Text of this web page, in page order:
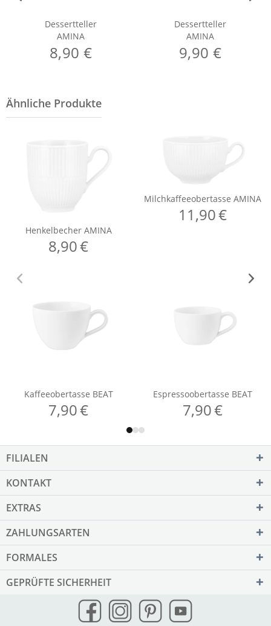
Dessertteller
AMINA
8,90 €
Dessertteller
AMINA
9,90 €
FILIALEN
KONTAKT
EXTRAS
ZAHLUNGSARTEN
FORMALES
GEPRÜFTE SICHERHEIT